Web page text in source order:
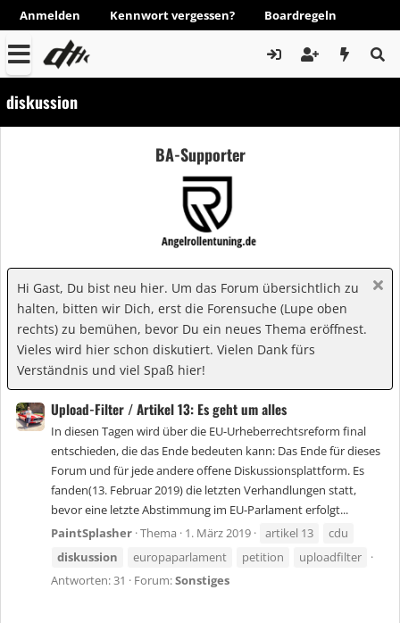
Anmelden Kennwort vergessen? Boardregeln
diskussion
BA-Supporter
Hi Gast, Du bist neu hier. Um das Forum übersichtlich zu
halten, bitten wir Dich, erst die Forensuche (Lupe oben
rechts) zu bemühen, bevor Du ein neues Thema eröffnest.
Vieles wird hier schon diskutiert. Vielen Dank fürs
Verständnis und viel Spaß hier!
Upload-Filter / Artikel 13: Es geht um alles
In diesen Tagen wird über die EU-Urheberrechtsreform final
entschieden, die das Ende bedeuten kann: Das Ende für dieses
Forum und für jede andere offene Diskussionsplattform. Es
fanden(13. Februar 2019) die letzten Verhandlungen statt,
bevor eine letzte Abstimmung im EU-Parlament erfolgt...
PaintSplasher Thema 1. März 2019 artikel 13
cdu
diskussion
europaparlament petition
uploadfilter
Antworten: 31
Forum:Sonstiges